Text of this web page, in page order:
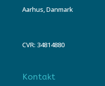
Aarhus, Danmark
CVR: 34814880
Kontakt